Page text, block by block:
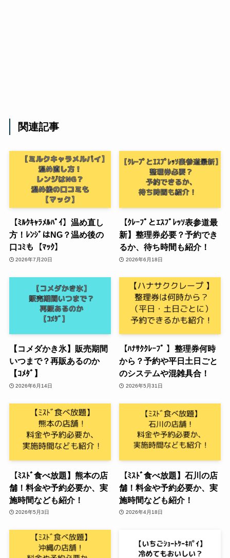
関連記事
【ﾐﾙｸｷｬﾗﾒﾙﾊﾟｲ】温め直し
方！ﾚﾝｼﾞはNG？温め後の
口ｺﾐも【ﾏｯｸ】
2026年7月20日
【ｸﾚｰﾌﾟとｴｽﾌﾟﾚｯｿ表参道最
新】整理券必要？予約でき
るか、待ち時間も紹介！
2026年6月18日
【コメダかき氷】販売期間
いつまで？再販あるのか
【ｺﾒﾀﾞ】
2026年6月14日
【ﾊﾅｻｸｸﾚｰﾌﾟ 】整理券何時
から？予約や平日土日ごと
のシステムや混雑具合！
2026年5月31日
【ﾐｽﾄﾞ食べ放題】熊本の店
舗！料金や予約必要か、実
施時間なども紹介！
2026年5月3日
【ﾐｽﾄﾞ食べ放題】石川の店
舗！料金や予約必要か、実
施時間なども紹介！
2026年4月18日